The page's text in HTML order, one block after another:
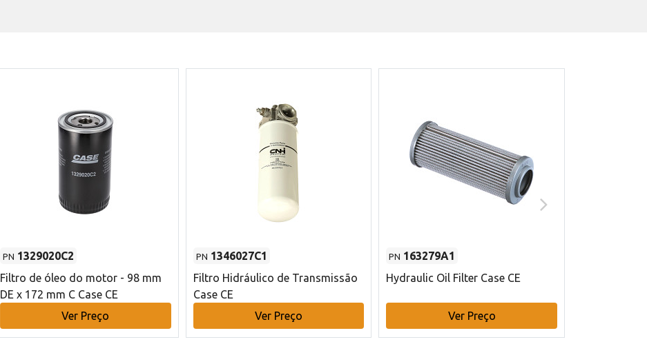
PN 1329020C2
Filtro de óleo do motor - 98 mm
DE x 172 mm C Case CE
Ver Preço
PN 1346027C1
Filtro Hidráulico de Transmissão
Case CE
Ver Preço
PN 163279A1
Hydraulic Oil Filter Case CE
Ver Preço